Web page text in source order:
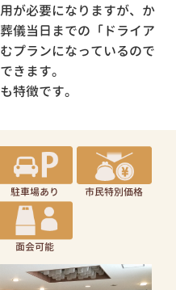
が必要になりますが、か
儀当日までの「ドライア
プランになっているので
きます。
特徴です。
駐車場あり 市民特別価格
面会可能